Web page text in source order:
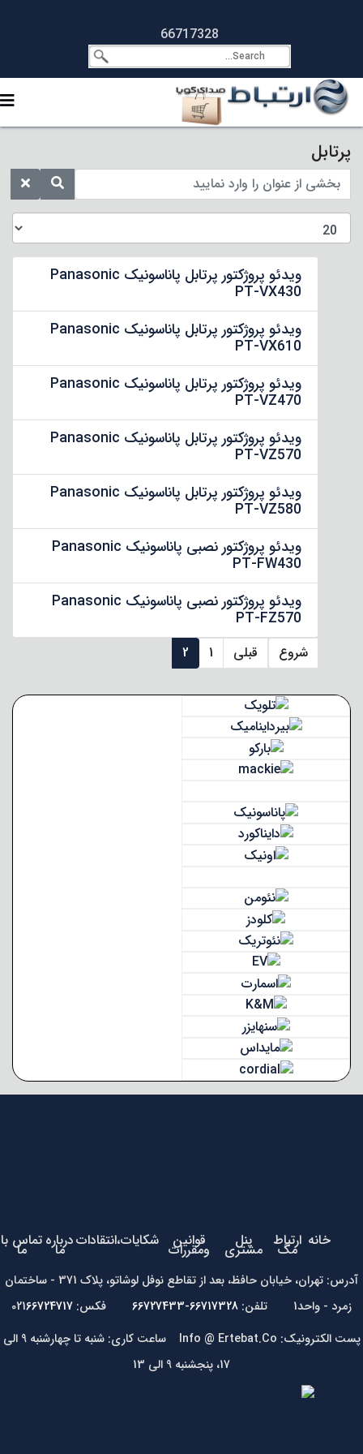
66717328
پرتابل
ویدئو پروژکتور پرتابل پاناسونیک Panasonic
PT-VX430
ویدئو پروژکتور پرتابل پاناسونیک Panasonic
PT-VX610
ویدئو پروژکتور پرتابل پاناسونیک Panasonic
PT-VZ470
ویدئو پروژکتور پرتابل پاناسونیک Panasonic
PT-VZ570
ویدئو پروژکتور پرتابل پاناسونیک Panasonic
PT-VZ580
ویدئو پروژکتور نصبی پاناسونیک Panasonic
PT-FW430
ویدئو پروژکتور نصبی پاناسونیک Panasonic
PT-FZ570
شروع قبلی 1
2
خانه ارتباط
مگ پنل
مشتری قوانین
ومقررات شکایات،انتقاداتدرباره
ما تماس با
ما
آدرس: تهران، خیابان حافظ، بعد از تقاطع نوفل لوشاتو، پلاک 371 - ساختمان
زمرد - واحد1 تلفن:
66717328-66727433 فکس: 021 66724717
پست الکترونیک: Info @ Ertebat.Co ساعت کاری: شنبه تا چهارشنبه 9 الی
17، پنجشنبه 9 الی 13